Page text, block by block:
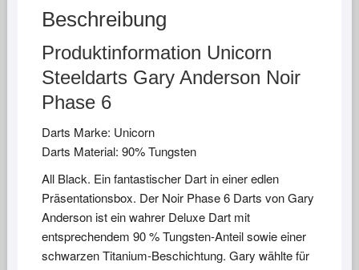
Beschreibung
Produktinformation Unicorn
Steeldarts Gary Anderson Noir
Phase 6
Darts Marke: Unicorn
Darts Material: 90% Tungsten
All Black. Ein fantastischer Dart in einer edlen
Präsentationsbox. Der Noir Phase 6 Darts von Gary
Anderson ist ein wahrer Deluxe Dart mit
entsprechendem 90 % Tungsten-Anteil sowie einer
schwarzen Titanium-Beschichtung. Gary wählte für